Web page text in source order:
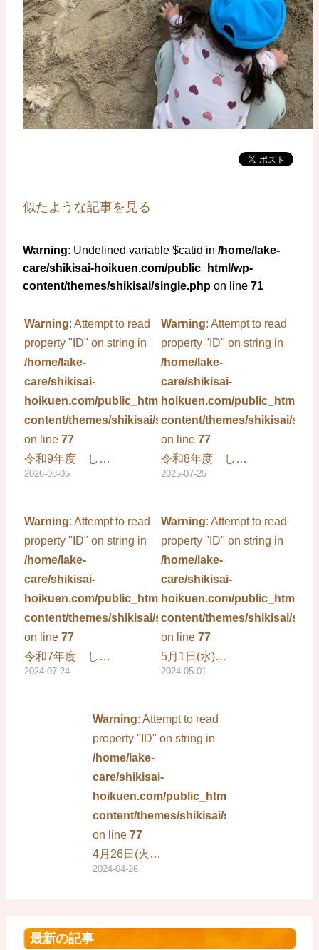
似たような記事を見る
Warning: Undefined variable $catid in /home/lake-
care/shikisai-hoikuen.com/public_html/wp-
content/themes/shikisai/single.php on line 71
Warning: Attempt to read
property "ID" on string in
/home/lake-
care/shikisai-
hoikuen.com/public_html/wp-
content/themes/shikisai/single.php
on line 77
令和9年度 し…
2026-08-05
Warning: Attempt to read
property "ID" on string in
/home/lake-
care/shikisai-
hoikuen.com/public_html/wp-
content/themes/shikisai/
on line 77
令和8年度 し…
2025-07-25
Warning: Attempt to read
property "ID" on string in
/home/lake-
care/shikisai-
hoikuen.com/public_html/wp-
content/themes/shikisai/single.php
on line 77
令和7年度 し…
2024-07-24
Warning: Attempt to read
property "ID" on string in
/home/lake-
care/shikisai-
hoikuen.com/public_html/wp-
content/themes/shikisai/
on line 77
5月1日(水)…
2024-05-01
Warning: Attempt to read
property "ID" on string in
/home/lake-
care/shikisai-
hoikuen.com/public_html/wp-
content/themes/shikisai/single.php
on line 77
4月26日(火…
2024-04-26
最新の記事